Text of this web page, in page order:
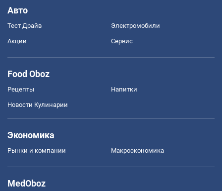
Авто
Тест Драйв Электромобили
Акции Сервис
Food Oboz
Рецепты Напитки
Новости Кулинарии
Экономика
Рынки и компании Mакроэкономика
MedOboz